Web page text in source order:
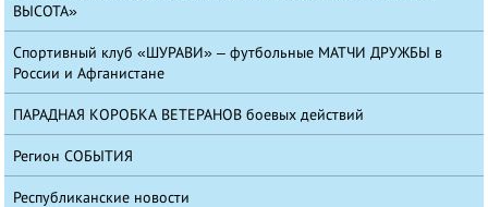
ВЫСОТА»
Спортивный клуб «ШУРАВИ» – футбольные МАТЧИ ДРУЖБЫ в
России и Афганистане
ПАРАДНАЯ КОРОБКА ВЕТЕРАНОВ боевых действий
Регион СОБЫТИЯ
Республиканские новости